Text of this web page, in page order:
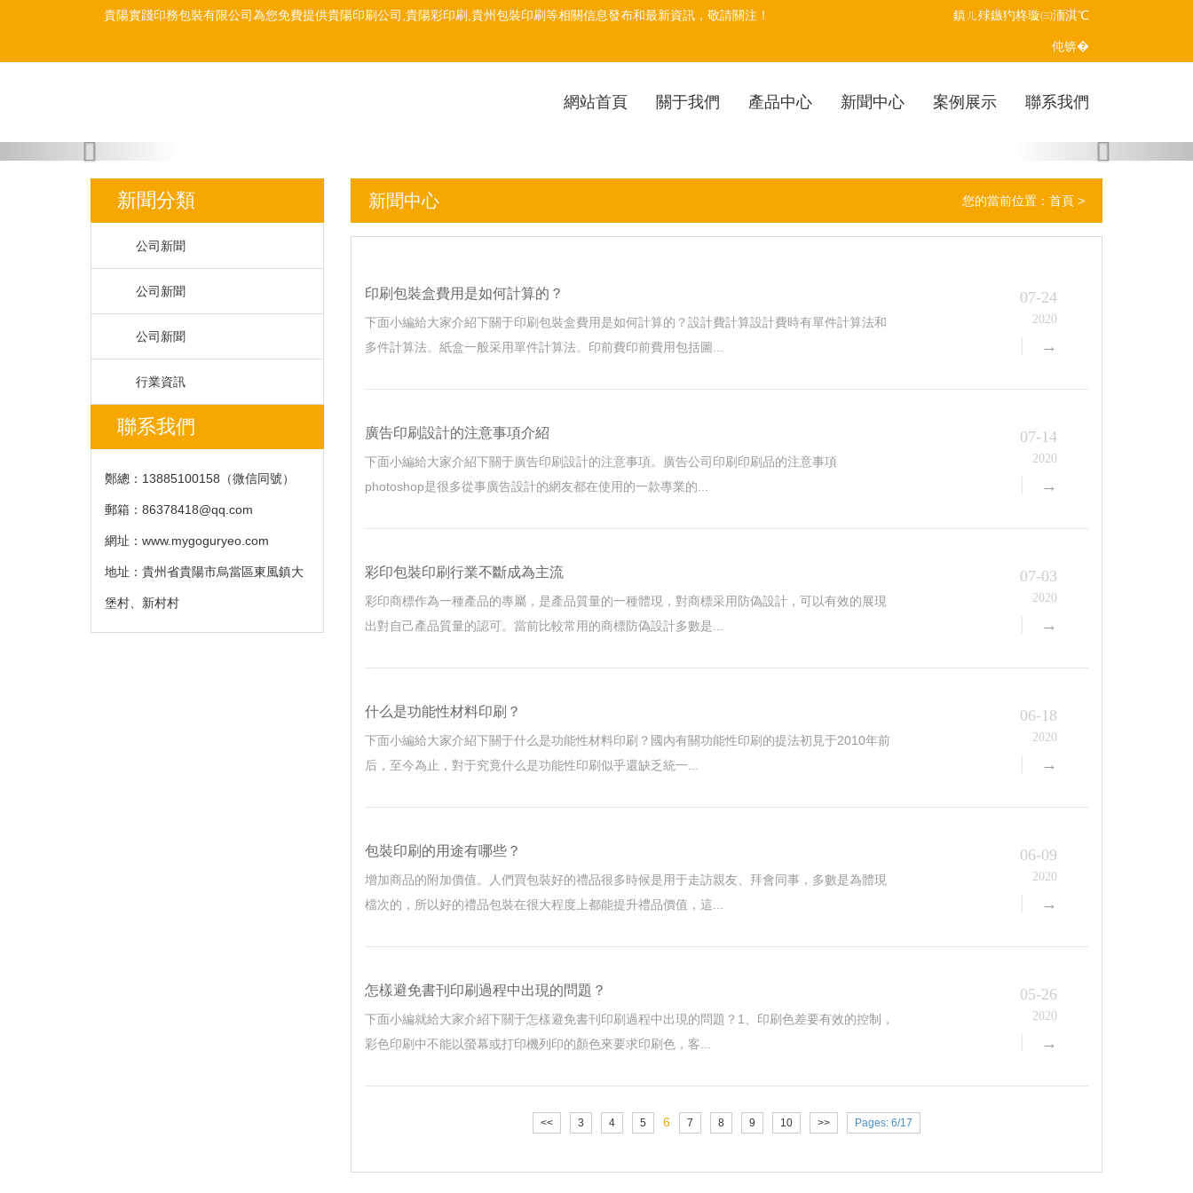
貴陽實踐印務包裝有限公司為您免費提供貴陽印刷公司 ,貴陽彩印刷,貴州包裝印刷等相關信息發布和最新資訊，敬請關注！ 鎮ㄦ殏鏃犳柊璇㈢洏淇℃
伅锛�
網站首頁 關于我們 產品中心 新聞中心 案例展示 聯系我們
新聞分類
公司新聞
公司新聞
公司新聞
行業資訊
聯系我們
鄭總：13885100158（微信同號）
郵箱： 86378418@qq.com
網址：www.mygoguryeo.com
地址：貴州省貴陽市烏當區東風鎮大
堡村、新村村
新聞中心 您的當前位置： 首頁 >
印刷包裝盒費用是如何計算的？
下面小編給大家介紹下關于印刷包裝盒費用是如何計算的？設計費計算設計費時有單件計算法和
多件計算法。紙盒一般采用單件計算法。印前費印前費用包括圖...
07-24
2020
→
廣告印刷設計的注意事項介紹
下面小編給大家介紹下關于廣告印刷設計的注意事項。廣告公司印刷印刷品的注意事項
photoshop是很多從事廣告設計的網友都在使用的一款專業的...
07-14
2020
→
彩印包裝印刷行業不斷成為主流
彩印商標作為一種產品的專屬，是產品質量的一種體現，對商標采用防偽設計，可以有效的展現
出對自己產品質量的認可。當前比較常用的商標防偽設計多數是...
07-03
2020
→
什么是功能性材料印刷？
下面小編給大家介紹下關于什么是功能性材料印刷？國內有關功能性印刷的提法初見于2010年前
后，至今為止，對于究竟什么是功能性印刷似乎還缺乏統一...
06-18
2020
→
包裝印刷的用途有哪些？
增加商品的附加價值。人們買包裝好的禮品很多時候是用于走訪親友、拜會同事，多數是為體現
檔次的，所以好的禮品包裝在很大程度上都能提升禮品價值，這...
06-09
2020
→
怎樣避免書刊印刷過程中出現的問題？
下面小編就給大家介紹下關于怎樣避免書刊印刷過程中出現的問題？1、印刷色差要有效的控制，
彩色印刷中不能以螢幕或打印機列印的顏色來要求印刷色，客...
05-26
2020
→
<< 3 4 5 6 7 8 9 10 >> Pages: 6/17